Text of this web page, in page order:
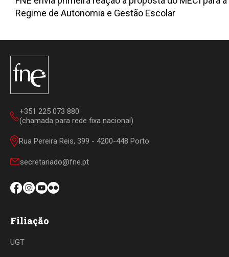
Regime de Autonomia e Gestão Escolar
+351 225 073 880
(chamada para rede fixa nacional)
Rua Pereira Reis, 399 - 4200-448 Porto
secretariado@fne.pt
Filiação
UGT